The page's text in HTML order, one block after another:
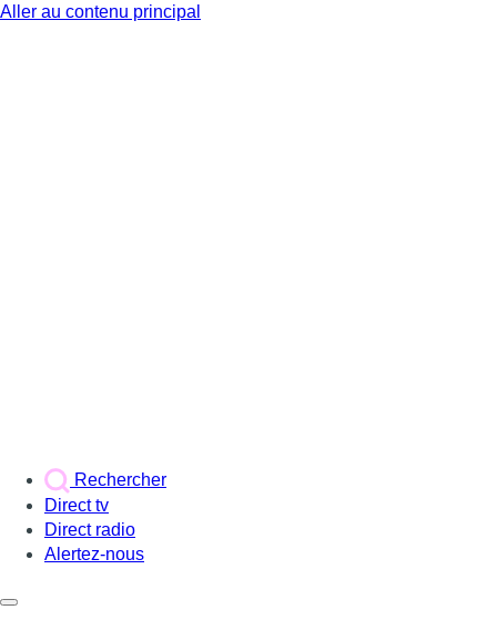
Aller au contenu principal
Rechercher
Direct tv
Direct radio
Alertez-nous